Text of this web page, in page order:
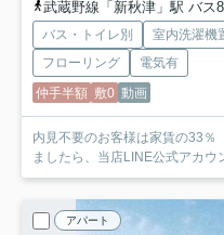
武蔵野線「新秋津」駅 バス
バス・トイレ別 室内洗濯機
フローリング
電気有
仲手半額 敷0 動画
内見不要のお客様は家賃の33％（消費税込）！
ましたら、当店LINE公式アカウ
アパート